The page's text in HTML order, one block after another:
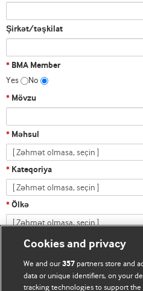
Şirkət/təşkilat
* BMA Member
Yes
No
* Mövzu
* Məhsul
* Kateqoriya
* Ölkə
Təfsilatlar
Cookies and privacy
We and our357partners store and
data or unique identifiers, on your
tracking technologies to support